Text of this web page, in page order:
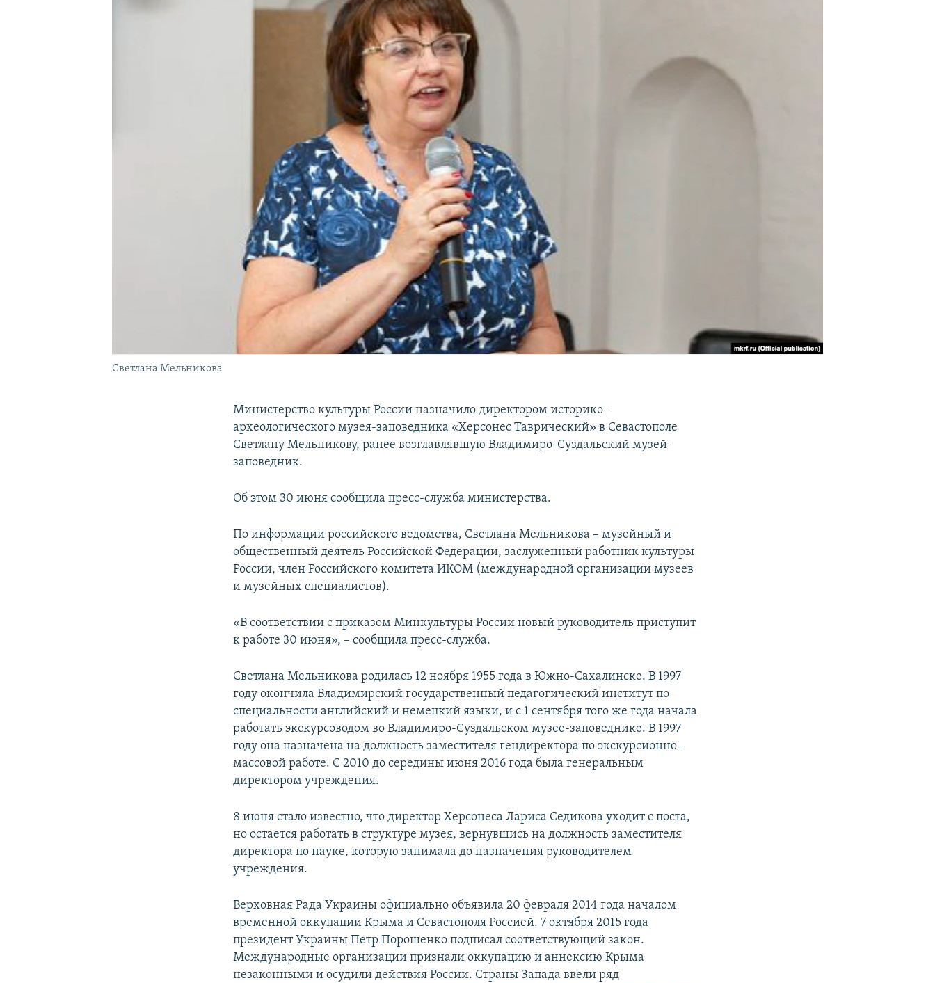
Светлана Мельникова
Министерство культуры России назначило директором историко-
археологического музея-заповедника «Херсонес Таврический» в Севастополе
Светлану Мельникову, ранее возглавлявшую Владимиро-Суздальский музей-
заповедник.
Об этом 30 июня сообщила пресс-служба министерства.
По информации российского ведомства, Светлана Мельникова – музейный и
общественный деятель Российской Федерации, заслуженный работник культуры
России, член Российского комитета ИКОМ (международной организации музеев
и музейных специалистов).
«В соответствии с приказом Минкультуры России новый руководитель приступит
к работе 30 июня», – сообщила пресс-служба.
Светлана Мельникова родилась 12 ноября 1955 года в Южно-Сахалинске. В 1997
году окончила Владимирский государственный педагогический институт по
специальности английский и немецкий языки, и с 1 сентября того же года начала
работать экскурсоводом во Владимиро-Суздальском музее-заповеднике. В 1997
году она назначена на должность заместителя гендиректора по экскурсионно-
массовой работе. С 2010 до середины июня 2016 года была генеральным
директором учреждения.
8 июня стало известно, что директор Херсонеса Лариса Седикова уходит с поста,
но остается работать в структуре музея, вернувшись на должность заместителя
директора по науке, которую занимала до назначения руководителем
учреждения.
Верховная Рада Украины официально объявила 20 февраля 2014 года началом
временной оккупации Крыма и Севастополя Россией. 7 октября 2015 года
президент Украины Петр Порошенко подписал соответствующий закон.
Международные организации признали оккупацию и аннексию Крыма
незаконными и осудили действия России. Страны Запада ввели ряд